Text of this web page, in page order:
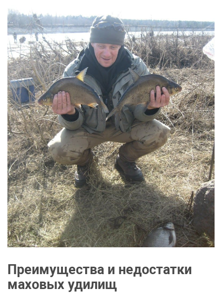
Преимущества и недостатки
маховых удилищ